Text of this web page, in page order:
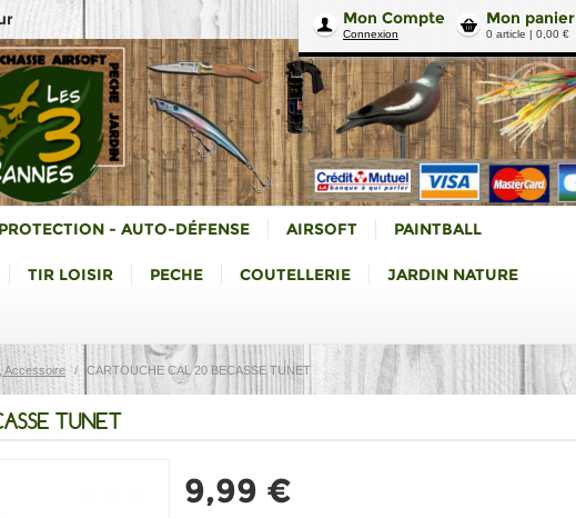
Mon panier
0 article | 0,00 €
Mon Compte
Connexion
PROTECTION - AUTO-DÉFENSE AIRSOFT PAINTBALL
TIR LOISIR PECHE COUTELLERIE JARDIN NATURE
Accessoire / CARTOUCHE CAL 20 BECASSE TUNET
TUNET
9,99 €